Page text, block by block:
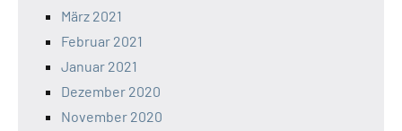
März 2021
Februar 2021
Januar 2021
Dezember 2020
November 2020